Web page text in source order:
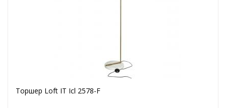
Торшер Loft IT Icl 2578-F